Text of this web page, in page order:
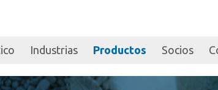
Industrias Productos Socios